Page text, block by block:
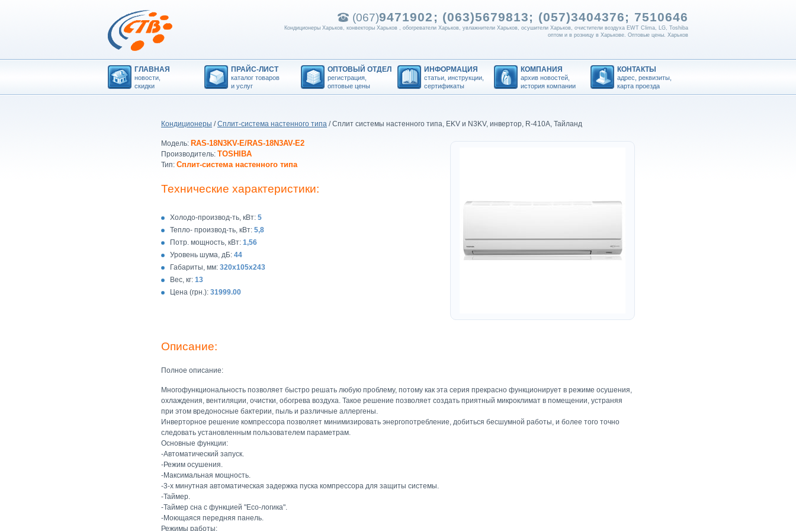
(067)9471902; (063)5679813; (057)3404376; 7510646
Кондиционеры Харьков, конвекторы Харьков , обогреватели Харьков, увлажнители Харьков, осушители Харьков, очистители воздуха EWT Clima, LG, Toshiba
оптом и в розницу в Харькове. Оптовые цены. Харьков
ГЛАВНАЯ
новости,
скидки
ПРАЙС-ЛИСТ
каталог товаров
и услуг
ОПТОВЫЙ ОТДЕЛ
регистрация,
оптовые цены
ИНФОРМАЦИЯ
статьи, инструкции,
сертификаты
КОМПАНИЯ
архив новостей,
история компании
КОНТАКТЫ
адрес, реквизиты,
карта проезда
Кондиционеры /Сплит-система настенного типа / Сплит системы настенного типа, EKV и N3KV, инвертор, R-410A, Тайланд
Модель: RAS-18N3KV-E/RAS-18N3AV-E2
Производитель: TOSHIBA
Тип: Сплит-система настенного типа
Технические характеристики:
Холодо-производ-ть, кВт: 5
Тепло- производ-ть, кВт: 5,8
Потр. мощность, кВт: 1,56
Уровень шума, дБ: 44
Габариты, мм: 320х105х243
Вес, кг: 13
Цена (грн.): 31999.00
Описание:
Полное описание:
Многофункциональность позволяет быстро решать любую проблему, потому как эта серия прекрасно функционирует в режиме осушения,
охлаждения, вентиляции, очистки, обогрева воздуха. Такое решение позволяет создать приятный микроклимат в помещении, устраняя
при этом вредоносные бактерии, пыль и различные аллергены.
Инверторное решение компрессора позволяет минимизировать энергопотребление, добиться бесшумной работы, и более того точно
следовать установленным пользователем параметрам.
Основные функции:
-Автоматический запуск.
-Режим осушения.
-Максимальная мощность.
-3-х минутная автоматическая задержка пуска компрессора для защиты системы.
-Таймер.
-Таймер сна с функцией "Есо-логика".
-Моющаяся передняя панель.
Режимы работы: